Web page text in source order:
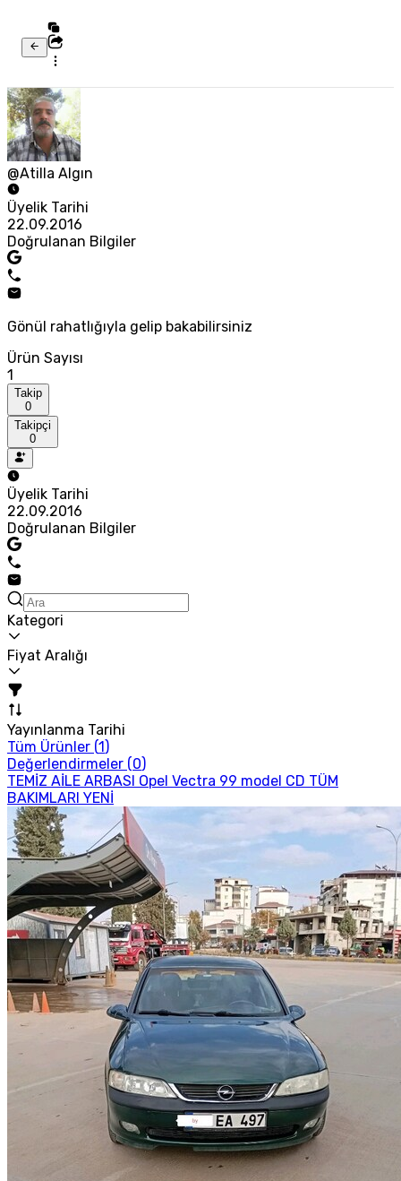
@Atilla Algın
Üyelik Tarihi
22.09.2016
Doğrulanan Bilgiler
Gönül rahatlığıyla gelip bakabilirsiniz
Ürün Sayısı
1
Takip
0
Takipçi
0
Üyelik Tarihi
22.09.2016
Doğrulanan Bilgiler
Kategori
Fiyat Aralığı
Yayınlanma Tarihi
Tüm Ürünler (1)
Değerlendirmeler (0)
TEMİZ AİLE ARBASI Opel Vectra 99 model CD TÜM
BAKIMLARI YENİ